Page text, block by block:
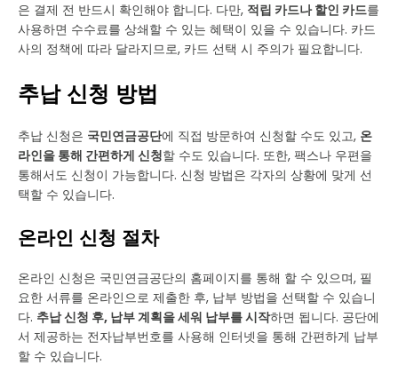
은 결제 전 반드시 확인해야 합니다. 다만, 적립 카드나 할인 카드를
사용하면 수수료를 상쇄할 수 있는 혜택이 있을 수 있습니다. 카드
사의 정책에 따라 달라지므로, 카드 선택 시 주의가 필요합니다.
추납 신청 방법
추납 신청은 국민연금공단에 직접 방문하여 신청할 수도 있고, 온
라인을 통해 간편하게 신청할 수도 있습니다. 또한, 팩스나 우편을
통해서도 신청이 가능합니다. 신청 방법은 각자의 상황에 맞게 선
택할 수 있습니다.
온라인 신청 절차
온라인 신청은 국민연금공단의 홈페이지를 통해 할 수 있으며, 필
요한 서류를 온라인으로 제출한 후, 납부 방법을 선택할 수 있습니
다. 추납 신청 후, 납부 계획을 세워 납부를 시작하면 됩니다. 공단에
서 제공하는 전자납부번호를 사용해 인터넷을 통해 간편하게 납부
할 수 있습니다.